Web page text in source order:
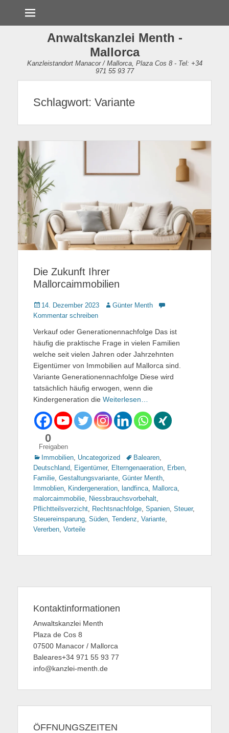
Anwaltskanzlei Menth -
Mallorca
Kanzleistandort Manacor / Mallorca, Plaza Cos 8 - Tel: +34
971 55 93 77
Schlagwort: Variante
Die Zukunft Ihrer
Mallorcaimmobilien
Gepostet
am
14. Dezember 2023 AutorGünter Menth
Kommentar schreiben
Verkauf oder Generationennachfolge Das ist
häufig die praktische Frage in vielen Familien
welche seit vielen Jahren oder Jahrzehnten
Eigentümer von Immobilien auf Mallorca sind.
Variante Generationennachfolge Diese wird
tatsächlich häufig erwogen, wenn die
Kindergeneration die Weiterlesen…
0
Freigaben
Kategorien
Immobilien Uncategorized TagsBalearen
Deutschland
Eigentümer, Elterngenaeration Erben
Familie Gestaltungsvariante Günter Menth
Immoblien
Kindergeneration landfinca Mallorca
malorcaimmobilie
Niessbrauchsvorbehalt
Pflichtteilsverzicht
Rechtsnachfolge Spanien Steuer,
Steuereinsparung Süden Tendenz Variante
Vererben Vorteile
Kontaktinformationen
Anwaltskanzlei Menth
Plaza de Cos 8
07500 Manacor / Mallorca
Baleares+34 971 55 93 77
info@kanzlei-menth.de
ÖFFNUNGSZEITEN